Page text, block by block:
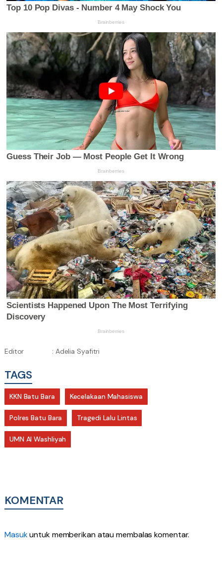
Editor : Adelia Syafitri
TAGS
KKN Batu Bara Kecelakaan Mahasiswa
Polres Batu Bara Tragedi Lalu Lintas
UMN Al Washliyah
KOMENTAR
Masukuntuk memberikan atau membalas komentar.